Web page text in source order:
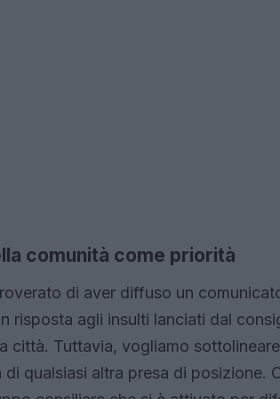
comunità come priorità
di aver diffuso un
risposta agli insulti lanciati dal
città. Tuttavia, vogliamo
qualsiasi altra presa di posizione.